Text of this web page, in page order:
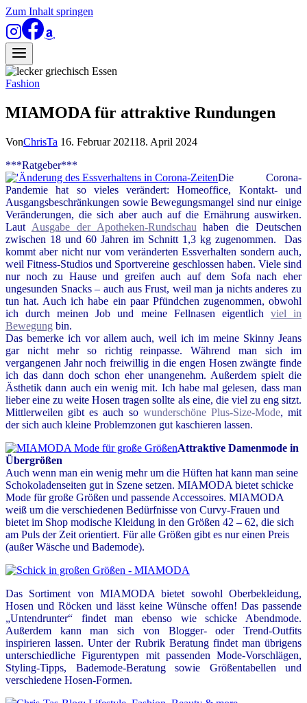
Zum Inhalt springen
Fashion
MIAMODA für attraktive Rundungen
VonChrisTa 16. Februar 202118. April 2024
***Ratgeber***
Die Corona-
Pandemie hat so vieles verändert: Homeoffice, Kontakt- und
Ausgangsbeschränkungen sowie Bewegungsmangel sind nur einige
Veränderungen, die sich aber auch auf die Ernährung auswirken.
Laut Ausgabe der Apotheken-Rundschau haben die Deutschen
zwischen 18 und 60 Jahren im Schnitt 1,3 kg zugenommen. Das
kommt aber nicht nur vom veränderten Essverhalten sondern auch,
weil Fitness-Studios und Sportvereine geschlossen haben. Viele sind
nur noch zu Hause und greifen auch auf dem Sofa nach eher
ungesunden Snacks – auch aus Frust, weil man ja nichts anderes zu
tun hat. Auch ich habe ein paar Pfündchen zugenommen, obwohl
ich durch meinen Job und meine Fellnasen eigentlich viel in
Bewegung bin.
Das bemerke ich vor allem auch, weil ich im meine Skinny Jeans
gar nicht mehr so richtig reinpasse. Während man sich im
vergangenen Jahr noch freiwillig in die engen Hosen zwängte finde
ich das dann doch schon eher unangenehm. Außerdem spielt die
Ästhetik dann auch ein wenig mit. Ich habe mal gelesen, dass man
lieber eine zu weite Hosen tragen sollte als eine, die viel zu eng sitzt.
Mittlerweilen gibt es auch so wunderschöne Plus-Size-Mode, mit
der sich auch kleine Problemzonen gut kaschieren lassen.
Attraktive Damenmode in
Übergrößen
Auch wenn man ein wenig mehr um die Hüften hat kann man seine
Schokoladenseiten gut in Szene setzen. MIAMODA bietet schicke
Mode für große Größen und passende Accessoires. MIAMODA
weiß um die verschiedenen Bedürfnisse von Curvy-Frauen und
bietet im Shop modische Kleidung in den Größen 42 – 62, die sich
am Puls der Zeit orientiert. Für alle Größen gibt es nur einen Preis
(außer Wäsche und Bademode).
Das Sortiment von MIAMODA bietet sowohl Oberbekleidung,
Hosen und Röcken und lässt keine Wünsche offen! Das passende
„Untendrunter“ findet man ebenso wie schicke Abendmode.
Außerdem kann man sich von Blogger- oder Trend-Outfits
inspirieren lassen. Unter der Rubrik Beratung findet man übrigens
unterschiedliche Figurentypen mit passenden Mode-Vorschlägen,
Styling-Tipps, Bademode-Beratung sowie Größentabellen und
verschiedene Hosen-Formen.